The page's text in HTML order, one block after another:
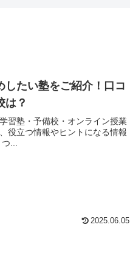
したい塾をご紹介！口コ
は？
習塾・予備校・オンライン授業
役立つ情報やヒントになる情報
...
2025.06.05